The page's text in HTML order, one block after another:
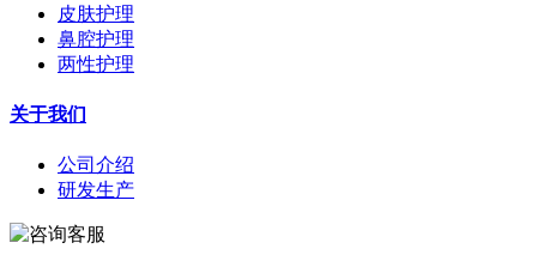
皮肤护理
鼻腔护理
两性护理
关于我们
公司介绍
研发生产